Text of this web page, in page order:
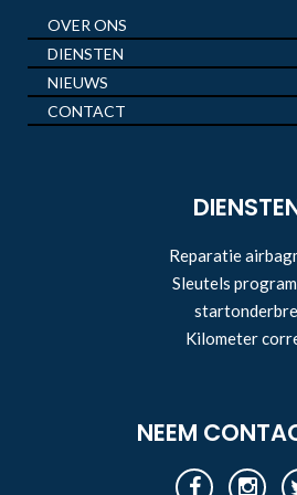
OVER ONS
DIENSTEN
NIEUWS
CONTACT
Reparatie
Sleutels
Kilometer
NEEM